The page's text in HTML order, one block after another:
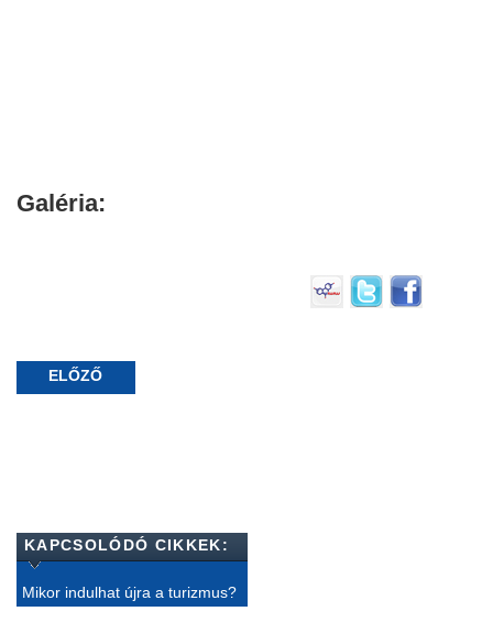
Galéria:
ELŐZŐ
KAPCSOLÓDÓ CIKKEK:
Mikor indulhat újra a turizmus?